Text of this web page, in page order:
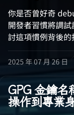
你是否曾好奇
開發者習慣將調
討這項慣例背後的
2025 年 07 月 26 日
GPG 金鑰名
操作到專業